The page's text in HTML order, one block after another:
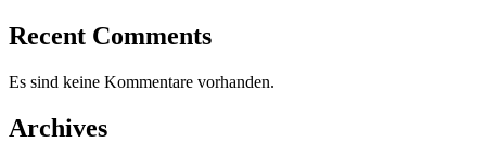
Recent Comments
Es sind keine Kommentare vorhanden.
Archives